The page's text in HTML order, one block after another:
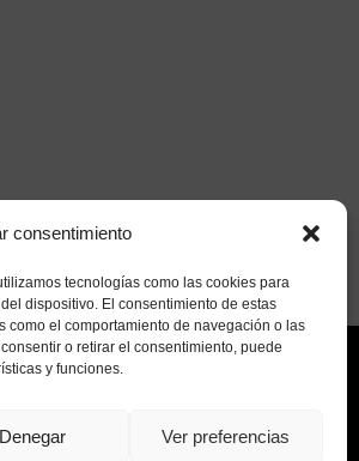
consentimiento
tecnologías como las cookies para
dispositivo. El consentimiento de estas
como el comportamiento de navegación o las
o retirar el consentimiento, puede
y funciones.
Denegar Ver preferencias
2; nave 2-5